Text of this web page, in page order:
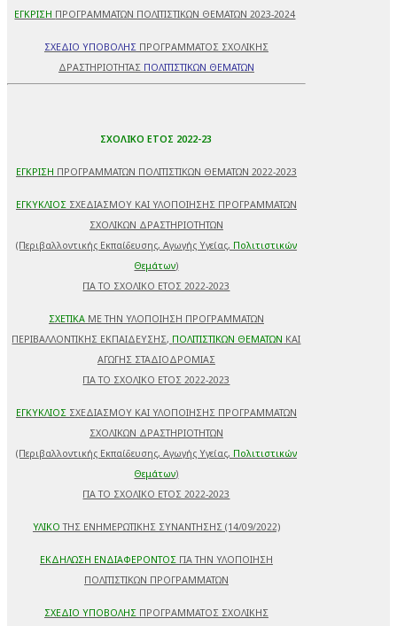
ΕΓΚΡΙΣΗ ΠΡΟΓΡΑΜΜΑΤΩΝ ΠΟΛΙΤΙΣΤΙΚΩΝ ΘΕΜΑΤΩΝ 2023-2024
ΣΧΕΔΙΟ ΥΠΟΒΟΛΗΣΠΡΟΓΡΑΜΜΑΤΟΣ ΣΧΟΛΙΚΗΣ
ΔΡΑΣΤΗΡΙΟΤΗΤΑΣ ΠΟΛΙΤΙΣΤΙΚΩΝ ΘΕΜΑΤΩΝ
ΣΧΟΛΙΚΟ ΕΤΟΣ 2022-23
ΕΓΚΡΙΣΗ ΠΡΟΓΡΑΜΜΑΤΩΝ ΠΟΛΙΤΙΣΤΙΚΩΝ ΘΕΜΑΤΩΝ 2022-2023
ΕΓΚΥΚΛΙΟΣΣΧΕΔΙΑΣΜΟΥ ΚΑΙ ΥΛΟΠΟΙΗΣΗΣ ΠΡΟΓΡΑΜΜΑΤΩΝ
ΣΧΟΛΙΚΩΝ ΔΡΑΣΤΗΡΙΟΤΗΤΩΝ
(Περιβαλλοντικής Εκπαίδευσης, Αγωγής Υγείας, Πολιτιστικών
Θεμάτων)
ΓΙΑ ΤΟ ΣΧΟΛΙΚΟ ΕΤΟΣ 2022-2023
ΣΧΕΤΙΚΑΜΕ ΤΗΝ ΥΛΟΠΟΙΗΣΗ ΠΡΟΓΡΑΜΜΑΤΩΝ
ΠΕΡΙΒΑΛΛΟΝΤΙΚΗΣ ΕΚΠΑΙΔΕΥΣΗΣ, ΠΟΛΙΤΙΣΤΙΚΩΝ ΘΕΜΑΤΩΝ ΚΑΙ
ΑΓΩΓΗΣ ΣΤΑΔΙΟΔΡΟΜΙΑΣ
ΓΙΑ ΤΟ ΣΧΟΛΙΚΟ ΕΤΟΣ 2022-2023
ΕΓΚΥΚΛΙΟΣΣΧΕΔΙΑΣΜΟΥ ΚΑΙ ΥΛΟΠΟΙΗΣΗΣ ΠΡΟΓΡΑΜΜΑΤΩΝ
ΣΧΟΛΙΚΩΝ ΔΡΑΣΤΗΡΙΟΤΗΤΩΝ
(Περιβαλλοντικής Εκπαίδευσης, Αγωγής Υγείας, Πολιτιστικών
Θεμάτων)
ΓΙΑ ΤΟ ΣΧΟΛΙΚΟ ΕΤΟΣ 2022-2023
ΥΛΙΚΟ ΤΗΣ ΕΝΗΜΕΡΩΤΙΚΗΣ ΣΥΝΑΝΤΗΣΗΣ (14/09/2022)
ΕΚΔΗΛΩΣΗ ΕΝΔΙΑΦΕΡΟΝΤΟΣΓΙΑ ΤΗΝ ΥΛΟΠΟΙΗΣΗ
ΠΟΛΙΤΙΣΤΙΚΩΝ ΠΡΟΓΡΑΜΜΑΤΩΝ
ΣΧΕΔΙΟ ΥΠΟΒΟΛΗΣ ΠΡΟΓΡΑΜΜΑΤΟΣ ΣΧΟΛΙΚΗΣ